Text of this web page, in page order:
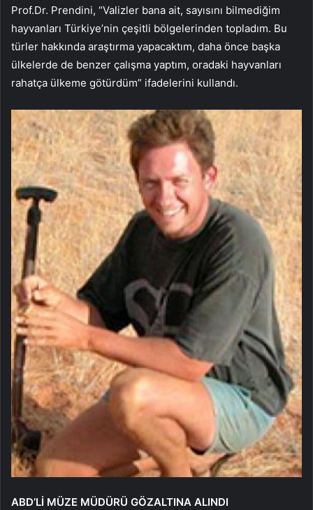
Prof.Dr. Prendini, “Valizler bana ait, sayısını bilmediğim
hayvanları Türkiye’nin çeşitli bölgelerinden topladım. Bu
türler hakkında araştırma yapacaktım, daha önce başka
ülkelerde de benzer çalışma yaptım, oradaki hayvanları
rahatça ülkeme götürdüm” ifadelerini kullandı.
ABD’Lİ MÜZE MÜDÜRÜ GÖZALTINA ALINDI